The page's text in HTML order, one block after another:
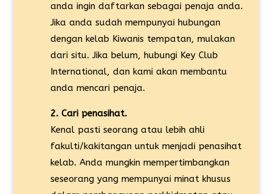
anda ingin daftarkan sebagai penaja anda.
Jika anda sudah mempunyai hubungan
dengan kelab Kiwanis tempatan, mulakan
dari situ. Jika belum, hubungi Key Club
International, dan kami akan membantu
anda mencari penaja.
2. Cari penasihat.
Kenal pasti seorang atau lebih ahli
fakulti/kakitangan untuk menjadi penasihat
kelab. Anda mungkin mempertimbangkan
seseorang yang mempunyai minat khusus